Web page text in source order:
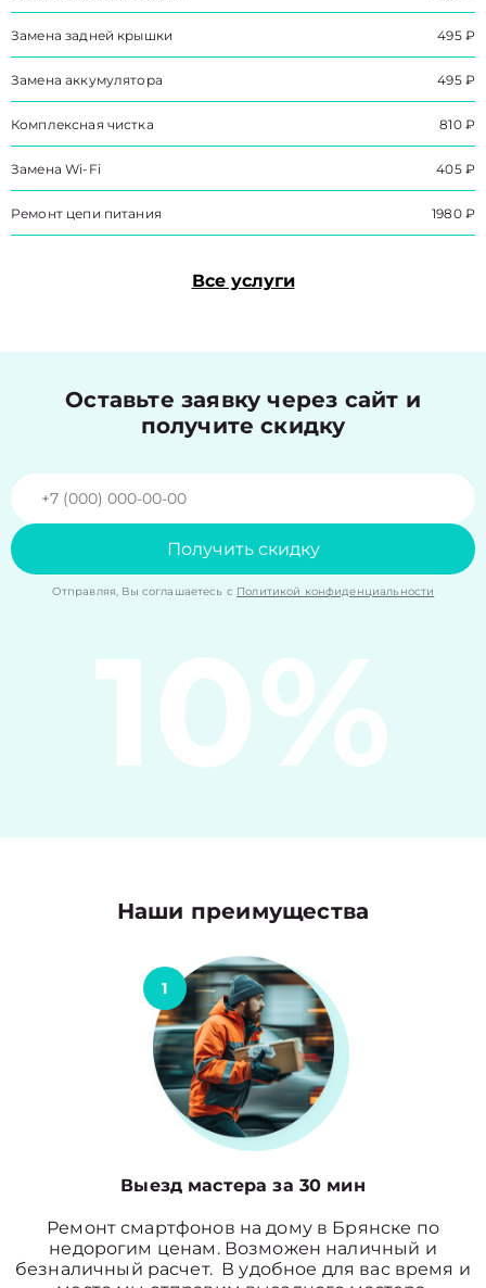
Замена задней крышки 495 ₽
Замена аккумулятора 495 ₽
Комплексная чистка 810 ₽
Замена Wi-Fi 405 ₽
Ремонт цепи питания 1980 ₽
Все услуги
Оставьте заявку через сайт и
получите скидку
Получить скидку
Отправляя, Вы соглашаетесь с Политикой конфиденциальности
10%
Наши преимущества
1
Выезд мастера за 30 мин
Ремонт смартфонов на дому в Брянске по
недорогим ценам. Возможен наличный и
безналичный расчет. В удобное для вас время и